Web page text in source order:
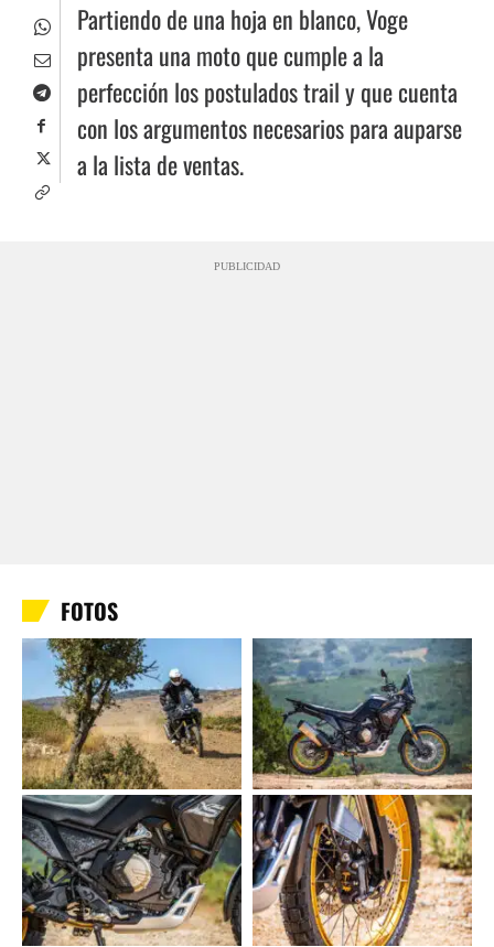
Partiendo de una hoja en blanco, Voge
presenta una moto que cumple a la
perfección los postulados trail y que cuenta
con los argumentos necesarios para auparse
a la lista de ventas.
PUBLICIDAD
FOTOS